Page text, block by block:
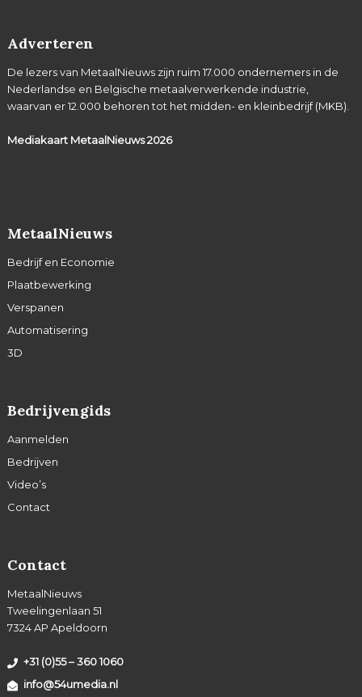
Adverteren
De lezers van MetaalNieuws zijn ruim 17.000 ondernemers in de
Nederlandse en Belgische metaalverwerkende industrie,
waarvan er 12.000 behoren tot het midden- en kleinbedrijf (MKB).
Mediakaart MetaalNieuws2026
MetaalNieuws
Bedrijf en Economie
Plaatbewerking
Verspanen
Automatisering
3D
Bedrijvengids
Aanmelden
Bedrijven
Video’s
Contact
Contact
MetaalNieuws
Tweelingenlaan 51
7324 AP Apeldoorn
+31 (0)55 – 360 1060
info@54umedia.nl